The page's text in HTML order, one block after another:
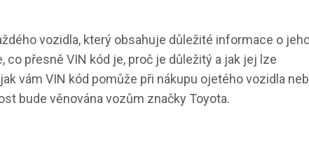
vozidla, který obsahuje důležité informace o
přesně VIN kód je, proč je důležitý a jak jej lze
vám VIN kód pomůže při nákupu ojetého vozidla
bude věnována vozům značky Toyota.